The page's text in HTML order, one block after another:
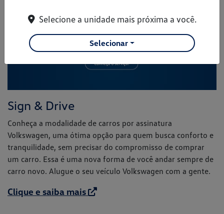
Sign & Drive
Conheça a modalidade de carros por assinatura
Volkswagen, uma ótima opção para quem busca conforto e
tranquilidade, sem precisar do compromisso de comprar
um carro. Essa é uma nova forma de você andar sempre de
carro novo. Alugue o seu veículo Volkswagen com a gente.
Clique e saiba mais
Selecione a unidade mais próxima a você.
Selecionar